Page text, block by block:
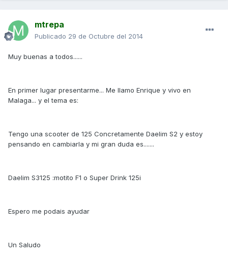
mtrepa
Publicado 29 de Octubre del 2014
Muy buenas a todos......
En primer lugar presentarme... Me llamo Enrique y vivo en
Malaga... y el tema es:
Tengo una scooter de 125 Concretamente Daelim S2 y estoy
pensando en cambiarla y mi gran duda es.......
Daelim S3125 :motito F1 o Super Drink 125i
Espero me podais ayudar
Un Saludo